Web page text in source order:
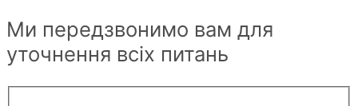
Ми передзвонимо вам для
уточнення всіх питань